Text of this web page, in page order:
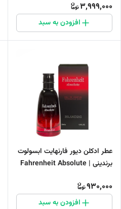
3,999,000
افزودن به سبد
عطر ادکلن دیور فارنهایت ابسولوت
برندینی | Fahrenheit Absolute
930,000
افزودن به سبد